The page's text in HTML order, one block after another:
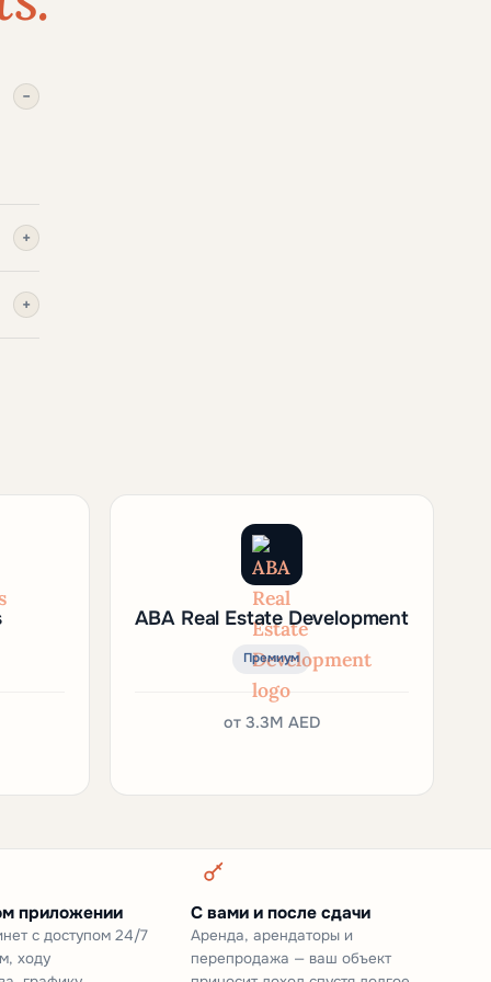
−
+
+
ABA Real Estate Development
Премиум
от 3.3M AED
приложении
с доступом 24/7
ходу
С вами и после сдачи
Аренда, арендаторы и
перепродажа — ваш объект